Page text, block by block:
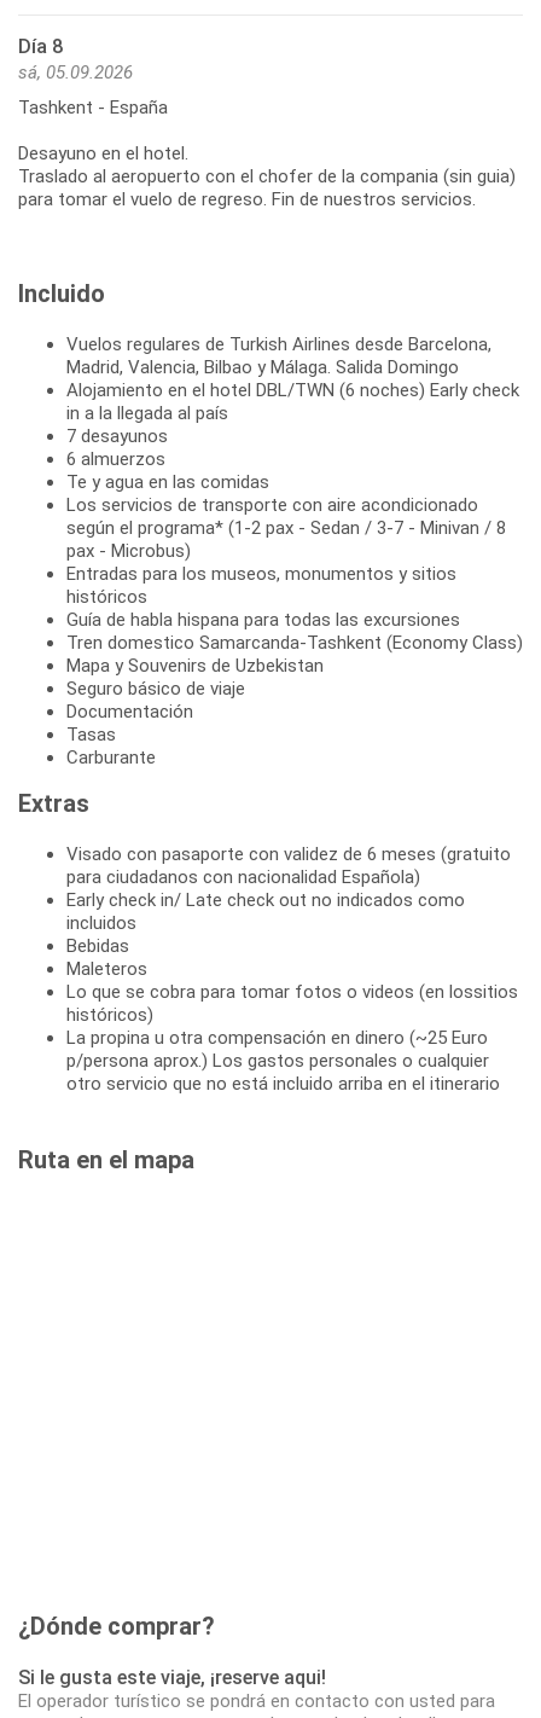
Día 8
sá, 05.09.2026
Tashkent - España
Desayuno en el hotel.
Traslado al aeropuerto con el chofer de la compania (sin guia)
para tomar el vuelo de regreso. Fin de nuestros servicios.
Incluido
Vuelos regulares de Turkish Airlines desde Barcelona,
Madrid, Valencia, Bilbao y Málaga. Salida Domingo
Alojamiento en el hotel DBL/TWN (6 noches) Early check
in a la llegada al país
7 desayunos
6 almuerzos
Te y agua en las comidas
Los servicios de transporte con aire acondicionado
según el programa* (1-2 pax - Sedan / 3-7 - Minivan / 8
pax - Microbus)
Entradas para los museos, monumentos y sitios
históricos
Guía de habla hispana para todas las excursiones
Tren domestico Samarcanda-Tashkent (Economy Class)
Mapa y Souvenirs de Uzbekistan
Seguro básico de viaje
Documentación
Tasas
Carburante
Extras
Visado con pasaporte con validez de 6 meses (gratuito
para ciudadanos con nacionalidad Española)
Early check in/ Late check out no indicados como
incluidos
Bebidas
Maleteros
Lo que se cobra para tomar fotos o videos (en lossitios
históricos)
La propina u otra compensación en dinero (~25 Euro
p/persona aprox.) Los gastos personales o cualquier
otro servicio que no está incluido arriba en el itinerario
Ruta en el mapa
¿Dónde comprar?
Si le gusta este viaje, ¡reserve aqui!
El operador turístico se pondrá en contacto con usted para